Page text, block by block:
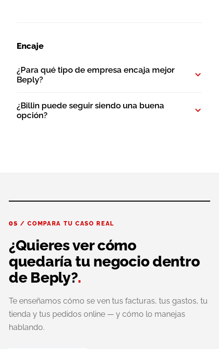
Encaje
¿Para qué tipo de empresa encaja mejor
Beply?
¿Billin puede seguir siendo una buena
opción?
05 / COMPARA TU CASO REAL
¿Quieres ver cómo
quedaría tu negocio dentro
de Beply?.
Te enseñamos cómo se ven tus facturas, tus gastos, tu
tienda y tus pedidos online — y cómo lo manejas
hablando.